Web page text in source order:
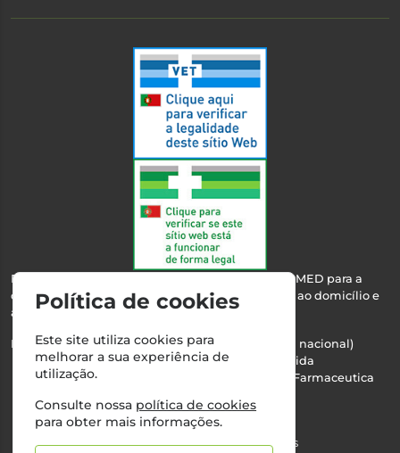
Esta farmácia encontra-se autorizada pelo INFARMED para a
dispensa de medicamentos e produtos de saúde ao domicílio e
através da internet.
Nº Infarmed: 21 798 7100 (chamada para rede fixa nacional)
Direção Técnica:Maria Teresa Almeida
NIPC:510103669 | Teresa Almeida - Sociedade Farmaceutica
Alvará nº:2994
©2026 Todos os direitos reservados
Política de cookies
Este site utiliza cookies para
melhorar a sua experiência de
utilização.
Consulte nossa política de cookies
para obter mais informações.